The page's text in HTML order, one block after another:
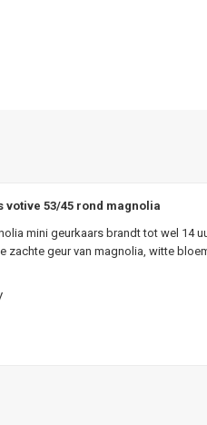
votive 53/45 rond magnolia
mini geurkaars brandt tot wel 14
zachte geur van magnolia, witte